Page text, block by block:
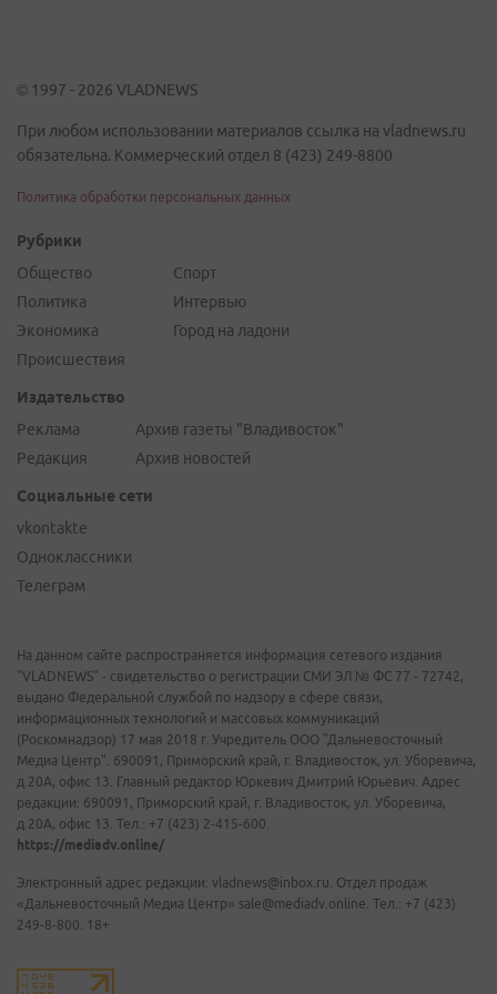
© 1997 - 2026 VLADNEWS
При любом использовании материалов ссылка на vladnews.ru
обязательна. Коммерческий отдел 8 (423) 249-8800
Политика обработки персональных данных
Рубрики
Общество
Политика
Экономика
Происшествия
Спорт
Интервью
Город на ладони
Издательство
Реклама
Редакция
Архив газеты "Владивосток"
Архив новостей
Социальные сети
vkontakte
Одноклассники
Телеграм
На данном сайте распространяется информация сетевого издания
"VLADNEWS" - свидетельство о регистрации СМИ ЭЛ № ФС 77 - 72742,
выдано Федеральной службой по надзору в сфере связи,
информационных технологий и массовых коммуникаций
(Роскомнадзор) 17 мая 2018 г. Учредитель ООО "Дальневосточный
Медиа Центр". 690091, Приморский край, г. Владивосток, ул. Уборевича,
д.20А, офис 13. Главный редактор Юркевич Дмитрий Юрьевич. Адрес
редакции: 690091, Приморский край, г. Владивосток, ул. Уборевича,
д.20А, офис 13. Тел.: +7 (423) 2-415-600.
https://mediadv.online/
Электронный адрес редакции: vladnews@inbox.ru. Отдел продаж
«Дальневосточный Медиа Центр» sale@mediadv.online. Тел.: +7 (423)
249-8-800. 18+